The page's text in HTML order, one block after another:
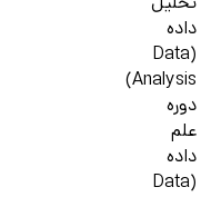
داده
(Data
Analysis)
دوره
علم
داده
(Data